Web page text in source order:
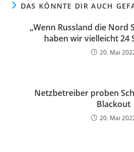
DAS KÖNNTE DIR AUCH
„Wenn Russland die Nord
haben wir vielleicht 24
20. Mai
Netzbetreiber proben
Blackout
20. Mai